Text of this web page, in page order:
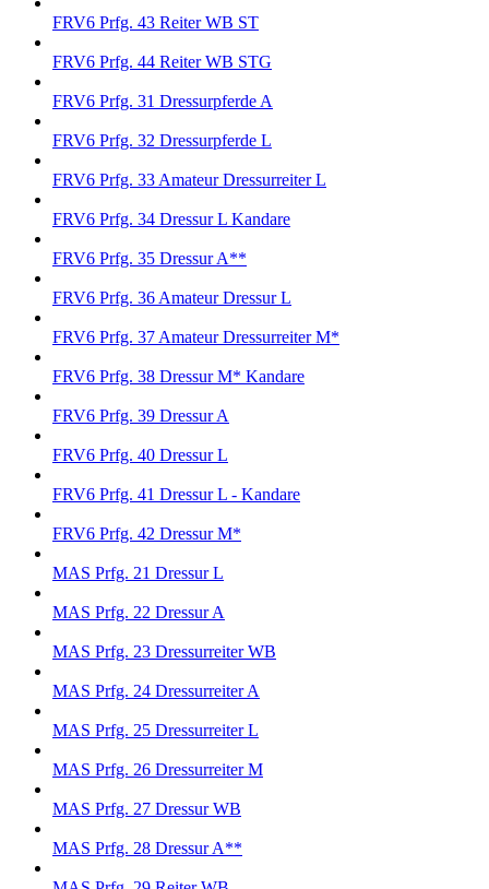
FRV6 Prfg. 43 Reiter WB ST
FRV6 Prfg. 44 Reiter WB STG
FRV6 Prfg. 31 Dressurpferde A
FRV6 Prfg. 32 Dressurpferde L
FRV6 Prfg. 33 Amateur Dressurreiter L
FRV6 Prfg. 34 Dressur L Kandare
FRV6 Prfg. 35 Dressur A**
FRV6 Prfg. 36 Amateur Dressur L
FRV6 Prfg. 37 Amateur Dressurreiter M*
FRV6 Prfg. 38 Dressur M* Kandare
FRV6 Prfg. 39 Dressur A
FRV6 Prfg. 40 Dressur L
FRV6 Prfg. 41 Dressur L - Kandare
FRV6 Prfg. 42 Dressur M*
MAS Prfg. 21 Dressur L
MAS Prfg. 22 Dressur A
MAS Prfg. 23 Dressurreiter WB
MAS Prfg. 24 Dressurreiter A
MAS Prfg. 25 Dressurreiter L
MAS Prfg. 26 Dressurreiter M
MAS Prfg. 27 Dressur WB
MAS Prfg. 28 Dressur A**